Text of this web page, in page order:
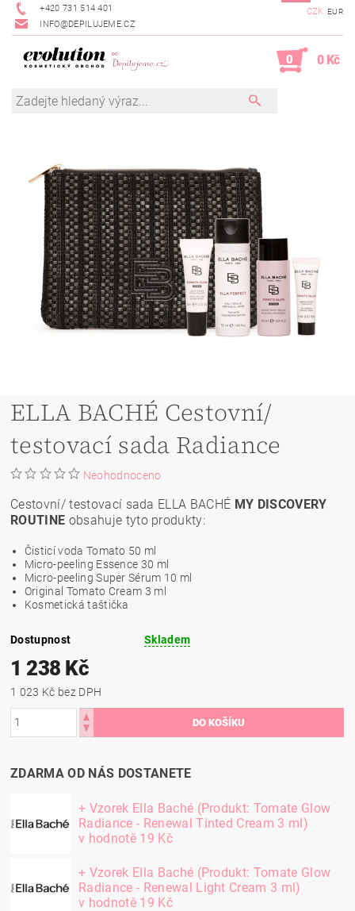
+420 731 514 401
INFO@DEPILUJEME.CZ
CZK EUR
0 0 Kč
ELLA BACHÉ Cestovní/
testovací sada Radiance
Neohodnoceno
Cestovní/ testovací sada ELLA BACHÉ MY DISCOVERY
ROUTINE obsahuje tyto produkty:
Čisticí voda Tomato 50 ml
Micro-peeling Essence 30 ml
Micro-peeling Super Sérum 10 ml
Original Tomato Cream 3 ml
Kosmetická taštička
Dostupnost Skladem
1 238 Kč
1 023 Kč bez DPH
ZDARMA OD NÁS DOSTANETE
+ Vzorek Ella Baché (Produkt: Tomate Glow
Radiance - Renewal Tinted Cream 3 ml)
v hodnotě 19 Kč
+ Vzorek Ella Baché (Produkt: Tomate Glow
Radiance - Renewal Light Cream 3 ml)
v hodnotě 19 Kč